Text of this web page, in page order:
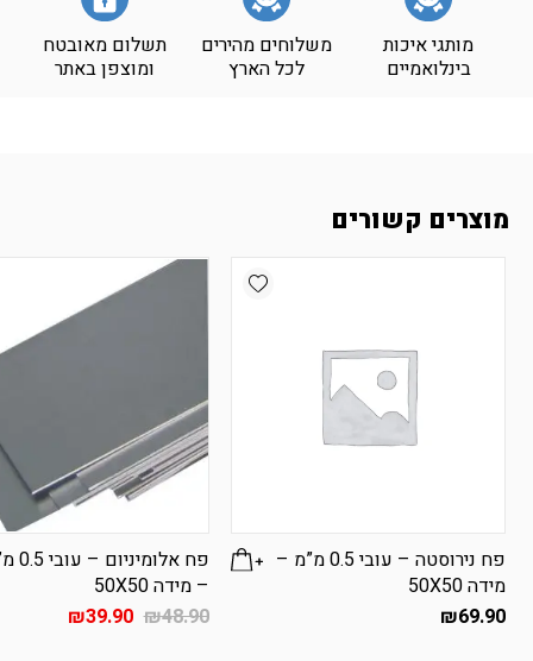
מותגי איכות
בינלואמיים
משלוחים מהירים
לכל הארץ
תשלום מאובטח
ומוצפן באתר
מוצרים קשורים
Add wishlist
פח נירוסטה – עובי 0.5 מ”מ –
מידה 50X50
₪69.90
פח
– מידה 50X50
₪48.90 המחיר₪39.90